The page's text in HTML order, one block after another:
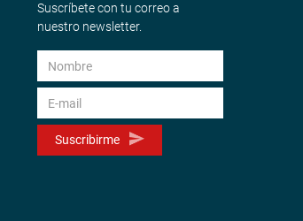
Suscríbete con tu correo a
nuestro newsletter.
Suscribirme